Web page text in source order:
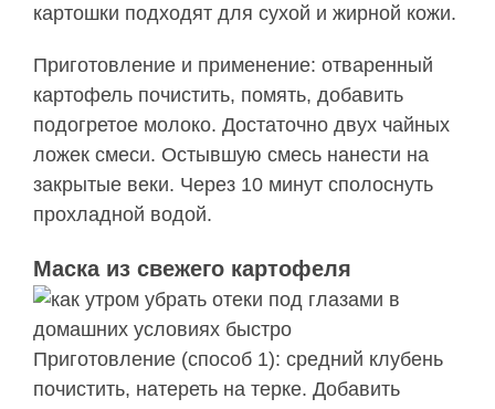
картошки подходят для сухой и жирной кожи.
Приготовление и применение: отваренный
картофель почистить, помять, добавить
подогретое молоко. Достаточно двух чайных
ложек смеси. Остывшую смесь нанести на
закрытые веки. Через 10 минут сполоснуть
прохладной водой.
Маска из свежего картофеля
Приготовление (способ 1): средний клубень
почистить, натереть на терке. Добавить